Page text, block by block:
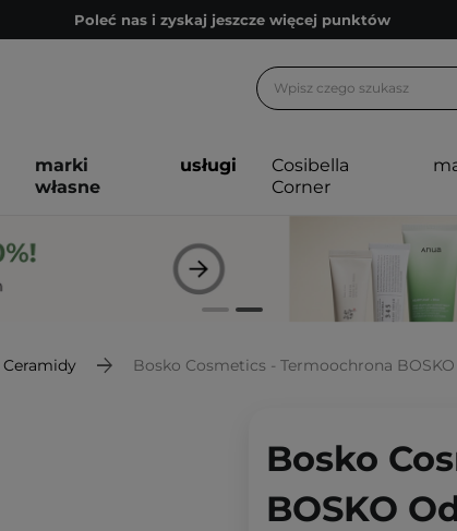
Poleć nas i zyskaj jeszcze więcej punktów
Bezpłatne konsultacje kosmetologiczne
Poleć nas i zyskaj jeszcze więcej punktów
Zapisz się na newsletter pełen porad
marki
własne
usługi
Cosibella
Corner
Ceramidy Bosko Cosmetics - Termoochrona
Bosko
BOSKO